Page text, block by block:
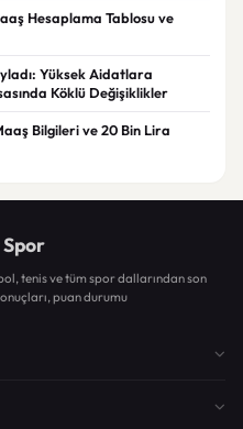
Hesaplama Tablosu ve
Yüksek Aidatlara
Köklü Değişiklikler
Bilgileri ve 20 Bin Lira
tenis ve tüm spor dallarından son
puan durumu